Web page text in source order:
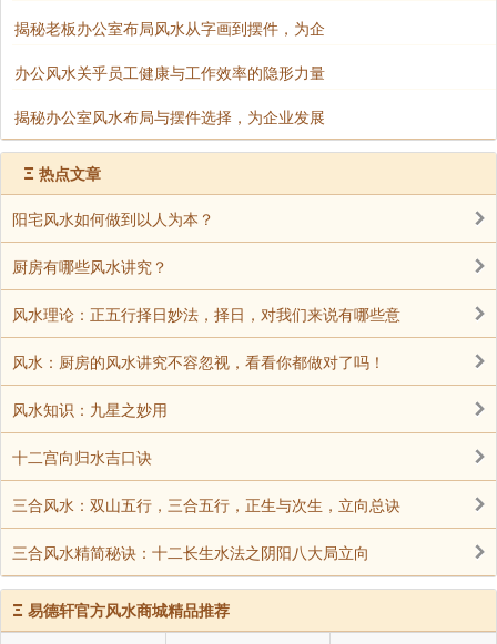
揭秘老板办公室布局风水从字画到摆件，为企
办公风水关乎员工健康与工作效率的隐形力量
揭秘办公室风水布局与摆件选择，为企业发展
Ξ 热点文章
阳宅风水如何做到以人为本？
厨房有哪些风水讲究？
风水理论：正五行择日妙法，择日，对我们来说有哪些意
风水：厨房的风水讲究不容忽视，看看你都做对了吗！
风水知识：九星之妙用
十二宫向归水吉口诀
三合风水：双山五行，三合五行，正生与次生，立向总诀
三合风水精简秘诀：十二长生水法之阴阳八大局立向
Ξ 易德轩官方风水商城精品推荐